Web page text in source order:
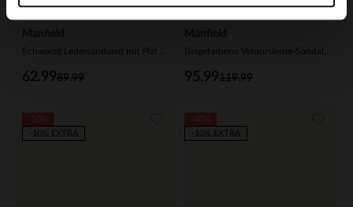
Manfield
89.99
62.99
Manfield
119.99
95.99
-10% EXTRA
-10% EXTRA